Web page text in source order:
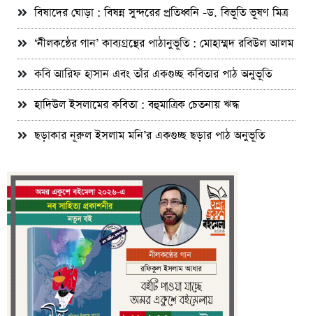
বিষাদের ঘোড়া : বিষন্ন সুন্দরের প্রতিধ্বনি -ড. বিভূতি ভূষণ মিত্র
‘নীলকন্ঠের গান’ কাব্যগ্রন্থের পাঠানুভূতি : মোহাম্মদ রবিউল আলম
কবি আরিফ হাসান এবং তাঁর একগুচ্ছ কবিতার পাঠ অনুভূতি
হাদিউল ইসলামের কবিতা : বহুমাত্রিক চেতনায় ঋদ্ধ
ছড়াকার নূরুল ইসলাম মনি’র একগুচ্ছ ছড়ার পাঠ অনুভূতি